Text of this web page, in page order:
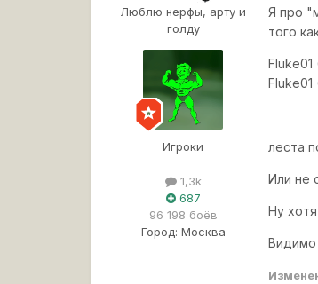
Люблю нерфы, арту и
голду
Игроки
1,3k
687
96 198 боёв
Город: Москва
Я про
того
леста
Или не
Ну
Видимо